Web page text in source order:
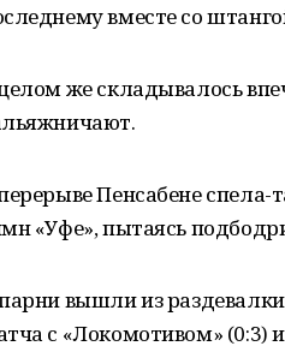
вместе со
же складывалось
Пенсабене
«Уфе», пытаясь
вышли из
с «Локомотивом» (0:3)